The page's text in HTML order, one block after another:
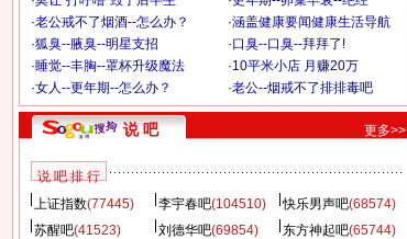
·老公戒不了烟酒--怎么办？ ·涵盖健康要闻健康生活导航
·狐臭--腋臭--明星支招 ·口臭--口臭--拜拜了!
·睡觉--丰胸--罩杯升级魔法 ·10平米小店 月赚20万
·女人--更年期--怎么办？ ·老公--烟戒不了排排毒吧
说 吧 更多>>
说 吧 排 行
上证指数(77445) 李宇春吧(104510) 快乐男声吧(68574)
苏醒吧(41523) 刘德华吧(69854) 东方神起吧(65744)